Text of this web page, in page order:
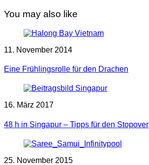
You may also like
11. November 2014
Eine Frühlingsrolle für den Drachen
16. März 2017
48 h in Singapur – Tipps für den Stopover
25. November 2015